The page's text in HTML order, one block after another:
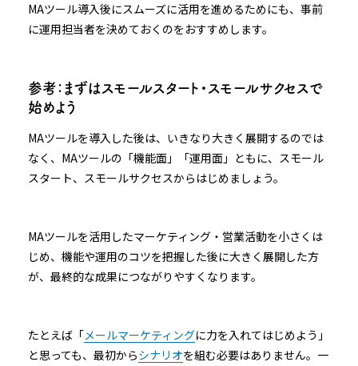
MAツール導入後にスムーズに活用を進めるためにも、事前
に運用担当者を決めておくのをおすすめします。
参考：まずはスモールスタート・スモールサクセスで
始めよう
MAツールを導入した後は、いきなり大きく展開するのでは
なく、MAツールの「機能面」「運用面」ともに、スモール
スタート、スモールサクセスからはじめましょう。
MAツールを活用したマーケティング・営業活動を小さくは
じめ、機能や運用のコツを把握した後に大きく展開した方
が、最終的な成果につながりやすくなります。
たとえば「メールマーケティングに力を入れてはじめよう」
と思っても、最初からシナリオを組む必要はありません。一